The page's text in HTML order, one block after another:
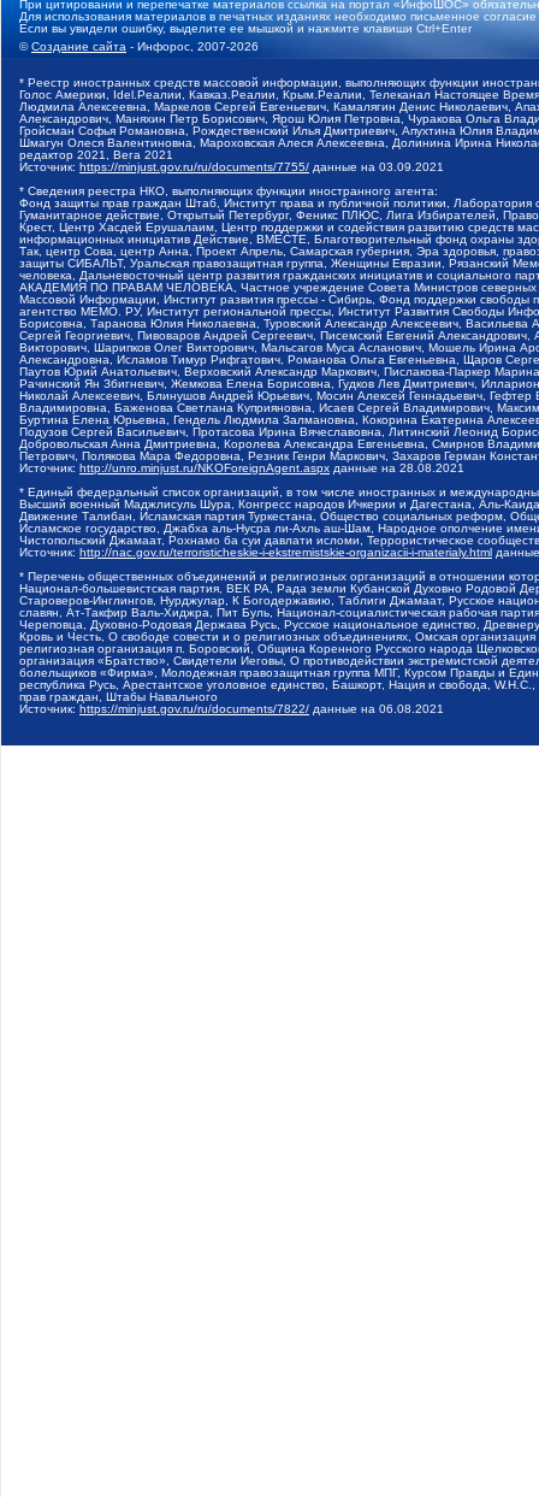
При цитировании и перепечатке материалов ссылка на портал «ИнфоШОС»
Для использования материалов в печатных изданиях необходимо письменное
Если вы увидели ошибку, выделите ее мышкой и нажмите клавиши Ctrl+Enter
©Создание сайта - Инфорос, 2007-2026
* Реестр иностранных средств массовой информации, выполняющих функции
Голос Америки, Idel.Реалии, Кавказ.Реалии, Крым.Реалии, Телеканал Настоящее
Людмила Алексеевна, Маркелов Сергей Евгеньевич, Камалягин Денис Николаевич,
Александрович, Маняхин Петр Борисович, Ярош Юлия Петровна, Чуракова Ольга
Гройсман Софья Романовна, Рождественский Илья Дмитриевич, Апухтина Юлия
Шмагун Олеся Валентиновна, Мароховская Алеся Алексеевна, Долинина Ирина
редактор 2021, Вега 2021
Источник: https://minjust.gov.ru/ru/documents/7755/ данные на 03.09.2021
* Сведения реестра НКО, выполняющих функции иностранного агента:
Фонд защиты прав граждан Штаб, Институт права и публичной политики,
Гуманитарное действие, Открытый Петербург, Феникс ПЛЮС, Лига Избирателей,
Крест, Центр Хасдей Ерушалаим, Центр поддержки и содействия развитию средств
информационных инициатив Действие, ВМЕСТЕ, Благотворительный фонд охраны
Так, центр Сова, центр Анна, Проект Апрель, Самарская губерния, Эра здоровья,
защиты СИБАЛЬТ, Уральская правозащитная группа, Женщины Евразии, Рязанский
человека, Дальневосточный центр развития гражданских инициатив и социального
АКАДЕМИЯ ПО ПРАВАМ ЧЕЛОВЕКА, Частное учреждение Совета Министров северных
Массовой Информации, Институт развития прессы - Сибирь, Фонд поддержки
агентство МЕМО. РУ, Институт региональной прессы, Институт Развития Свободы
Борисовна, Таранова Юлия Николаевна, Туровский Александр Алексеевич,
Сергей Георгиевич, Пивоваров Андрей Сергеевич, Писемский Евгений
Викторович, Шарипков Олег Викторович, Мальсагов Муса Асланович, Мошель Ирина
Александровна, Исламов Тимур Рифгатович, Романова Ольга Евгеньевна, Щаров
Паутов Юрий Анатольевич, Верховский Александр Маркович, Пислакова-Паркер
Рачинский Ян Збигневич, Жемкова Елена Борисовна, Гудков Лев Дмитриевич,
Николай Алексеевич, Блинушов Андрей Юрьевич, Мосин Алексей Геннадьевич,
Владимировна, Баженова Светлана Куприяновна, Исаев Сергей Владимирович,
Буртина Елена Юрьевна, Гендель Людмила Залмановна, Кокорина Екатерина
Подузов Сергей Васильевич, Протасова Ирина Вячеславовна, Литинский Леонид
Добровольская Анна Дмитриевна, Королева Александра Евгеньевна, Смирнов
Петрович, Полякова Мара Федоровна, Резник Генри Маркович, Захаров Герман
Источник: http://unro.minjust.ru/NKOForeignAgent.aspx данные на 28.08.2021
* Единый федеральный список организаций, в том числе иностранных и
Высший военный Маджлисуль Шура, Конгресс народов Ичкерии и Дагестана, Аль-
Движение Талибан, Исламская партия Туркестана, Общество социальных реформ,
Исламское государство, Джабха аль-Нусра ли-Ахль аш-Шам, Народное ополчение
Чистопольский Джамаат, Рохнамо ба суи давлати исломи, Террористическое
Источник: http://nac.gov.ru/terroristicheskie-i-ekstremistskie-organizacii-i-materialy.html
* Перечень общественных объединений и религиозных организаций в отношении
Национал-большевистская партия, ВЕК РА, Рада земли Кубанской Духовно Родовой
Староверов-Инглингов, Нурджулар, К Богодержавию, Таблиги Джамаат, Русское
славян, Ат-Такфир Валь-Хиджра, Пит Буль, Национал-социалистическая рабочая
Череповца, Духовно-Родовая Держава Русь, Русское национальное единство,
Кровь и Честь, О свободе совести и о религиозных объединениях, Омская
религиозная организация п. Боровский, Община Коренного Русского народа
организация «Братство», Свидетели Иеговы, О противодействии экстремистской
болельщиков «Фирма», Молодежная правозащитная группа МПГ, Курсом Правды и
республика Русь, Арестантское уголовное единство, Башкорт, Нация и свобода,
прав граждан, Штабы Навального
Источник: https://minjust.gov.ru/ru/documents/7822/ данные на 06.08.2021